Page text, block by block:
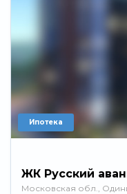
Ипотека
ЖК Русский
Московская обл.,